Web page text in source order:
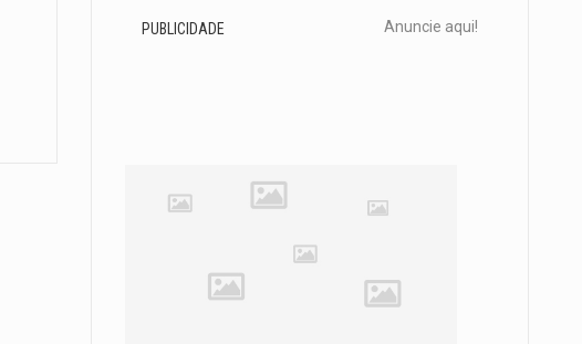
PUBLICIDADE Anuncie aqui!